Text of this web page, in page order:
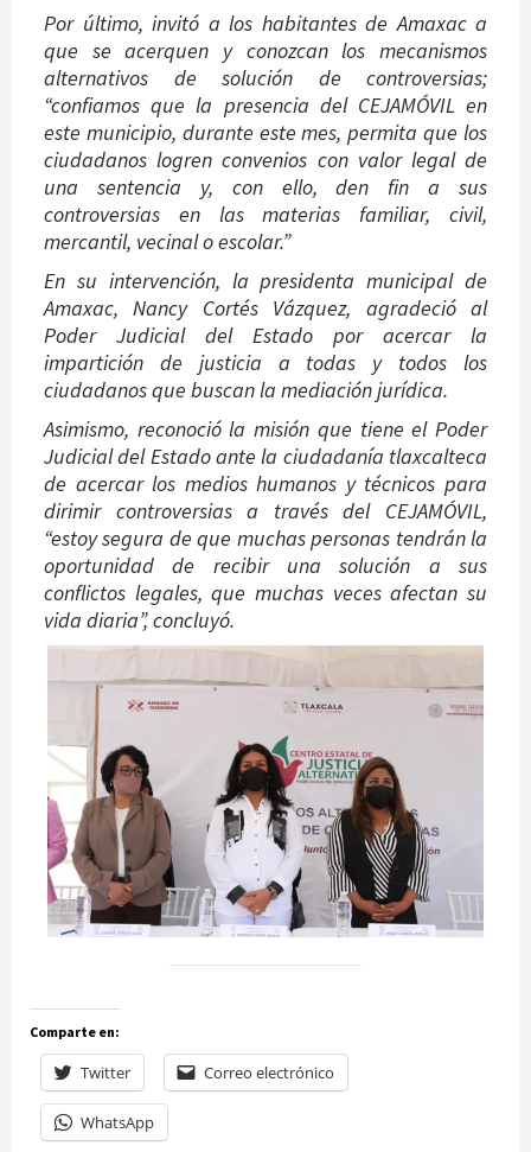
Por último, invitó a los habitantes de Amaxac a
que se acerquen y conozcan los mecanismos
alternativos de solución de controversias;
“confiamos que la presencia del CEJAMÓVIL en
este municipio, durante este mes, permita que los
ciudadanos logren convenios con valor legal de
una sentencia y, con ello, den fin a sus
controversias en las materias familiar, civil,
mercantil, vecinal o escolar.”
En su intervención, la presidenta municipal de
Amaxac, Nancy Cortés Vázquez, agradeció al
Poder Judicial del Estado por acercar la
impartición de justicia a todas y todos los
ciudadanos que buscan la mediación jurídica.
Asimismo, reconoció la misión que tiene el Poder
Judicial del Estado ante la ciudadanía tlaxcalteca
de acercar los medios humanos y técnicos para
dirimir controversias a través del CEJAMÓVIL,
“estoy segura de que muchas personas tendrán la
oportunidad de recibir una solución a sus
conflictos legales, que muchas veces afectan su
vida diaria”, concluyó.
Comparte en:
Twitter Correo electrónico
WhatsApp